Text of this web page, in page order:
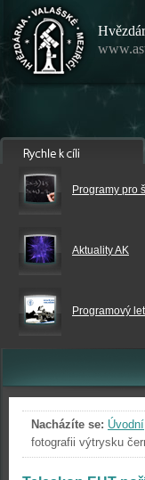
Programy pro
Aktuality AK
Programový
Nacházíte se: Úvodní
fotografii výtrysku